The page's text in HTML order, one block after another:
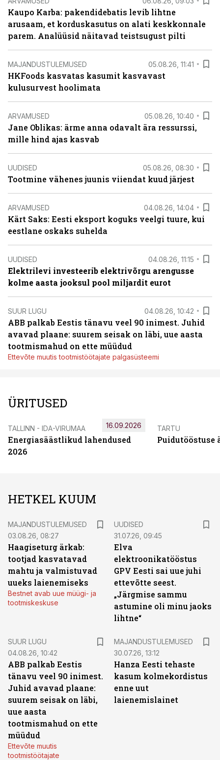
Kaupo Karba: pakendidebatis levib lihtne
arusaam, et korduskasutus on alati keskkonnale
parem. Analüüsid näitavad teistsugust pilti
MAJANDUSTULEMUSED 05.08.26, 11:41
HKFoods kasvatas kasumit kasvavast
kulusurvest hoolimata
ARVAMUSED 05.08.26, 10:40
Jane Oblikas: ärme anna odavalt ära ressurssi,
mille hind ajas kasvab
UUDISED 05.08.26, 08:30
Tootmine vähenes juunis viiendat kuud järjest
ARVAMUSED 04.08.26, 14:04
Kärt Saks: Eesti eksport koguks veelgi tuure, kui
eestlane oskaks suhelda
UUDISED 04.08.26, 11:15
Elektrilevi investeerib elektrivõrgu arengusse
kolme aasta jooksul pool miljardit eurot
SUUR LUGU 04.08.26, 10:42
ABB palkab Eestis tänavu veel 90 inimest. Juhid
avavad plaane: suurem seisak on läbi, uue aasta
tootmismahud on ette müüdud
Ettevõte muutis tootmistöötajate palgasüsteemi
ÜRITUSED
TALLINN - IDA-VIRUMAA
Energiasäästlikud lahendused
2026
16.09.2026 TARTU
Puidutööstuse
HETKEL KUUM
MAJANDUSTULEMUSED
03.08.26, 08:27
Haagiseturg ärkab:
tootjad kasvatavad
mahtu ja valmistuvad
uueks laienemiseks
Bestnet avab uue müügi- ja
tootmiskeskuse
UUDISED
31.07.26, 09:45
Elva
elektroonikatööstus
GPV Eesti sai uue juhi
ettevõtte seest.
„Järgmise sammu
astumine oli minu jaoks
lihtne“
SUUR LUGU
04.08.26, 10:42
ABB palkab Eestis
tänavu veel 90 inimest.
Juhid avavad plaane:
suurem seisak on läbi,
uue aasta
tootmismahud on ette
müüdud
Ettevõte muutis
tootmistöötajate
MAJANDUSTULEMUSED
30.07.26, 13:12
Hanza Eesti tehaste
kasum kolmekordistus
enne uut
laienemislainet